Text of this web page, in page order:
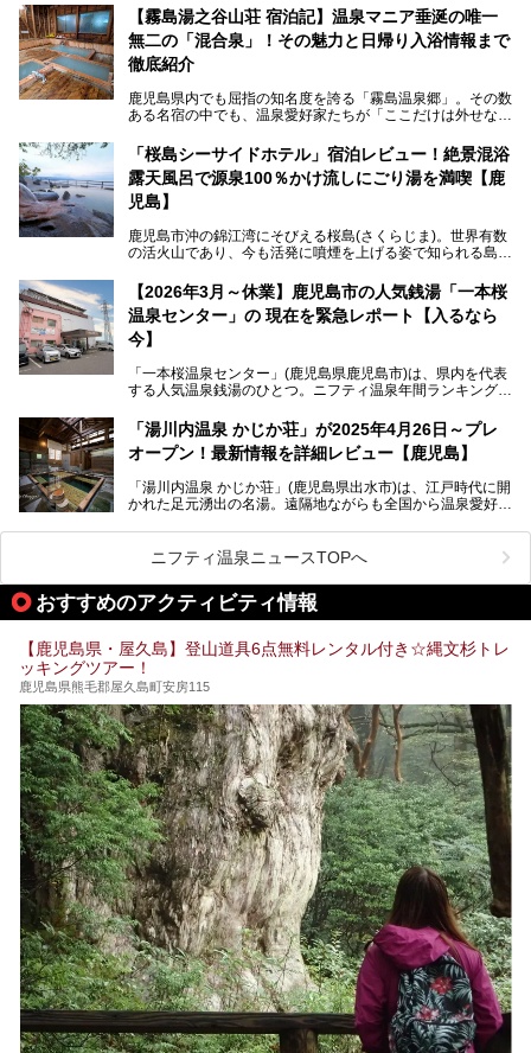
4,000円～、と驚くべき価格を維持。
さらに、源泉100％かけ流しのツルツル美肌湯を堪能できる
点にも注目すべき。30年以上全国の温泉を巡った筆者の経
験上、穴場中の穴場と言っても決して過言ではありません。
今回は「ちくりん温泉」の家族風呂・大衆風呂・宿泊施設に
ついて、徹底レビューします！
【霧島湯之谷山荘 宿泊記】温泉マニア垂涎の唯一
無二の「混合泉」！その魅力と日帰り入浴情報まで
徹底紹介
鹿児島県内でも屈指の知名度を誇る「霧島温泉郷」。その数
ある名宿の中でも、温泉愛好家たちが「ここだけは外せな
山荘）」です。
最大の魅力は、ここでしか体験できない絶妙なバランスの
「自噴混合泉」。今回は、その極上の湯を心ゆくまで堪能す
べく宿泊し、実際に感じたお湯のちからと宿の魅力を詳しく
レポートします。
また、気軽に立ち寄りたい方のための「日帰り入浴情報」も
併せて解説。温泉マニアをも唸らせる“生きたお湯”の正体に
迫ります。
「桜島シーサイドホテル」宿泊レビュー！絶景混浴
露天風呂で源泉100％かけ流しにごり湯を満喫【鹿
児島】
鹿児島市沖の錦江湾にそびえる桜島(さくらじま)。世界有数
の活火山であり、今も活発に噴煙を上げる姿で知られる島で
ートホテル。最大の魅力が、錦江湾に面した絶景混浴露天風
呂でしょう。源泉100％かけ流しのにごり湯は、多くの温泉
ファンを魅了する存在です。
今回筆者自ら宿泊。桜島シーサイドホテルの“温泉”はじめ、
食事やアクセスなど詳細レビューします。
【2026年3月～休業】鹿児島市の人気銭湯「一本桜
温泉センター」の 現在を緊急レポート【入るなら
今】
「一本桜温泉センター」(鹿児島県鹿児島市)は、県内を代表
する人気温泉銭湯のひとつ。ニフティ温泉年間ランキング2
営業なので、就寝前の入浴や寝起き一番の朝湯など利便性が
抜群！ 多くの常連客やファンでいつも賑わっています。し
かし建物の老朽化に伴い、2026年2月28日24時をもって休
は約2年後を予定しています。
「湯川内温泉 かじか荘」が2025年4月26日～プレ
オープン！最新情報を詳細レビュー【鹿児島】
「湯川内温泉 かじか荘」(鹿児島県出水市)は、江戸時代に開
かれた足元湧出の名湯。遠隔地ながらも全国から温泉愛好家
いえる存在です。2023年にいったん閉館しましたが、その
後経営が変わり、復旧作業を実施。2025年4月26日に日帰
り入浴施設としてプレオープンしました。
乗り込みましたが、今回もオープン前日から初日にかけて現
地訪問。リニューアルした浴室・最新情報を中心に、以前と
の相違点や注意事項などを詳細レビューします。
ニフティ温泉ニュースTOPへ
おすすめのアクティビティ情報
【鹿児島県・屋久島】登山道具6点無料レンタル付き☆縄文杉トレ
ッキングツアー！
鹿児島県熊毛郡屋久島町安房115